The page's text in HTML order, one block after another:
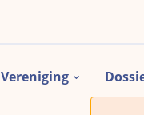
Vereniging